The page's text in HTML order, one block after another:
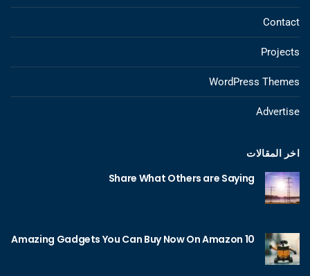
Contact
Projects
WordPress Themes
Advertise
اخر المقالات
Share What Others are Saying
10 Amazing Gadgets You Can Buy Now On Amazon